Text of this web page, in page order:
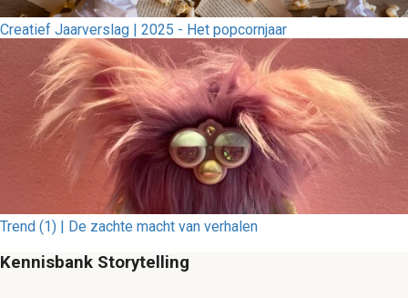
Creatief Jaarverslag | 2025 - Het popcornjaar
Trend (1) | De zachte macht van verhalen
Kennisbank Storytelling